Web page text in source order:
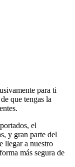
para ti
que tengas la
el
y gran parte del
llegar a nuestro
más segura de